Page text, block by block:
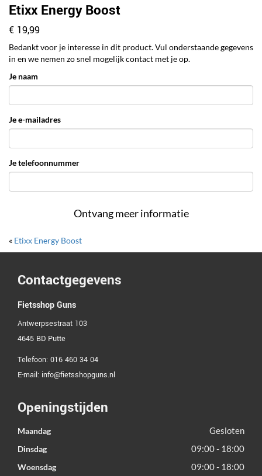
Etixx Energy Boost
€ 19,99
Bedankt voor je interesse in dit product. Vul onderstaande gegevens
in en we nemen zo snel mogelijk contact met je op.
Je naam
Je e-mailadres
Je telefoonnummer
Ontvang meer informatie
« Etixx Energy Boost
Contactgegevens
Fietsshop Guns
Antwerpsestraat 103
4645 BD Putte
Telefoon: 016 460 34 04
E-mail: info@fietsshopguns.nl
Openingstijden
Maandag Gesloten
Dinsdag 09:00 - 18:00
Woensdag 09:00 - 18:00